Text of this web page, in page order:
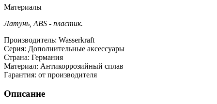
Материалы
Латунь, ABS - пластик.
Производитель: Wasserkraft
Серия: Дополнительные аксессуары
Страна: Германия
Материал: Антикоррозийный сплав
Гарантия: от производителя
Описание